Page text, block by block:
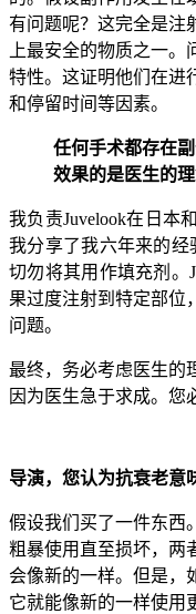
有问题呢？这完全是注
上最安全的物质之一
特性。这证明他们在进
和停留时间等因素。
任何手术都存在
效果的是医生的理
我负责Juvelook在日本
我分享了我六年来的经
切勿将其用作填充剂。
果过度注射到特定部位
问题。
最终，务必考虑医生的
因为医生急于求成。您
导演，您认为抗衰老意
假设我们买了一件东西
粗暴使用直至损坏，两
会像新的一样。但是，
它就能像新的一样使用